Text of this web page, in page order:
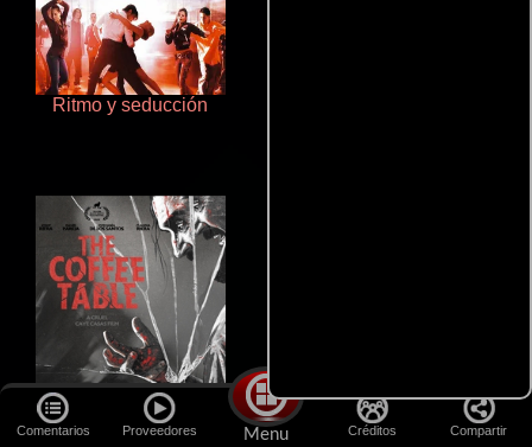
Comentarios Proveedores Menu Créditos Compartir
Ritmo y seducción